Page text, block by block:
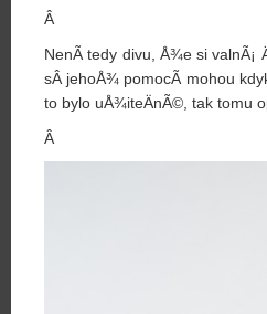
Â
NenÃ­ tedy divu, Å¾e si valnÃ¡
sÂ jehoÅ¾ pomocÃ­ mohou
to bylo uÅ¾iteÄnÃ©, tak tomu
Â